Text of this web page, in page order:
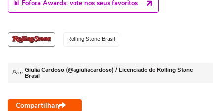
📊 Fofoca Awards: vote nos seus favoritos
Rolling Stone Brasil
Por: Giulia Cardoso (@agiuliacardoso) / Licenciado de Rolling Stone
Brasil
Compartilhar